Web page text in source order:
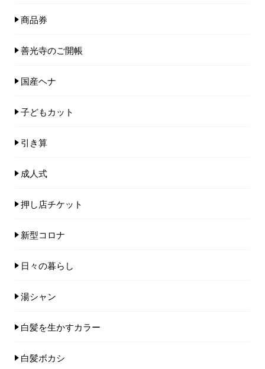
商品券
善光寺のご開帳
国産ヘナ
子どもカット
引き算
成人式
押し店チケット
新型コロナ
日々の暮らし
湯シャン
白髪を生かすカラー
白髪ボカシ